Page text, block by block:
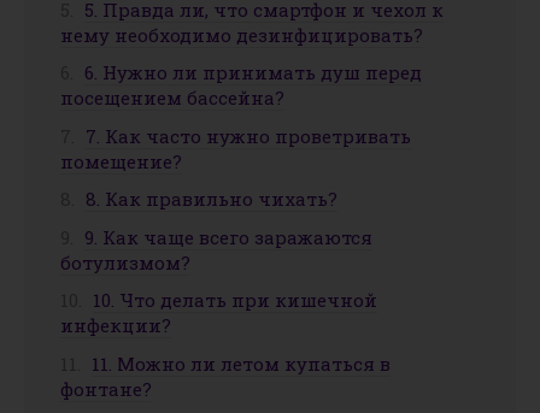
5. Правда ли, что смартфон и чехол к
нему необходимо дезинфицировать?
6. Нужно ли принимать душ перед
посещением бассейна?
7. Как часто нужно проветривать
помещение?
8. Как правильно чихать?
9. Как чаще всего заражаются
ботулизмом?
10. Что делать при кишечной
инфекции?
11. Можно ли летом купаться в
фонтане?